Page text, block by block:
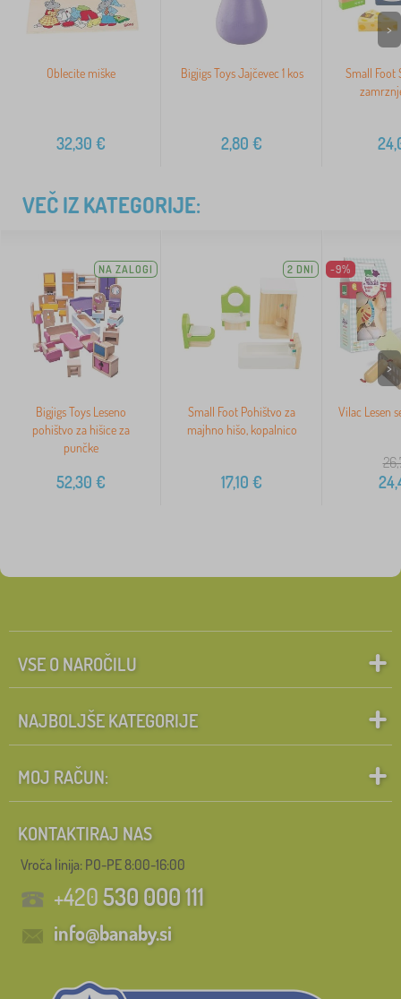
Oblecite miške
32,30 €
Bigjigs Toys Jajčevec 1 kos
2,80 €
Small Foot
>
VEČ IZ KATEGORIJE:
NA ZALOGI
Bigjigs Toys Leseno
pohištvo za hišice za
punčke
52,30 €
2 DNI
Small Foot Pohištvo za
majhno hišo, kopalnico
17,10 €
-9%
Vilac Lesen
>
VSE O NAROČILU
NAJBOLJŠE KATEGORIJE
MOJ RAČUN:
KONTAKTIRAJ NAS
Vroča linija: PO-PE 8:00-16:00
+420530 000 111
info@banaby.si